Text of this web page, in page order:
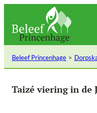
inhoud
Beleef Princenhage
Taizé viering in de